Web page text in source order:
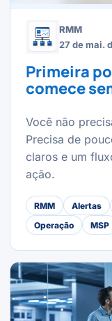
RMM
27 de mai.
Primeira
comece
Você não
Precisa de
claros e um
ação.
RMM Alertas
Operação
MSP